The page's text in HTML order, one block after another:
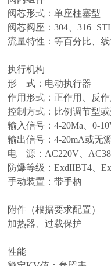
阀芯形式：单座柱塞型
阀芯阀座：304、
流量特性：等百分比、
执行机构
形 式：电动执行器
作用形式：正作用、反作
控制方式：比例调节型
输入信号：4-20Ma、0-
输出信号：4-20mA或无
电 源：AC220V、
防爆等级：ExdIIBT4、
手动装置：带手柄
附件（根据要求配置）
加热器、过载保护
性能